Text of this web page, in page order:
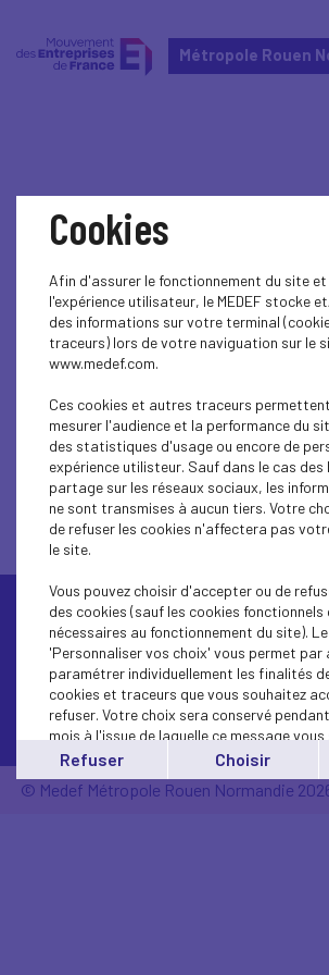
Métropole Rouen
Actualités
ENTREPRENEURSHIP - SME
Tous entrepreneurs !
Contactez-nous
© Medef Métropole Rouen Normandie
Cookies
Afin d'assurer le fonctionnement du site
l'expérience utilisateur, le MEDEF stocke
des informations sur votre terminal
traceurs) lors de votre naviguation sur le
www.medef.com.
Ces cookies et autres traceurs permettent
mesurer l'audience et la performance du
des statistiques d'usage ou encore de
expérience utilisteur. Sauf dans le cas
partage sur les réseaux sociaux, les
ne sont transmises à aucun tiers. Votre
de refuser les cookies n'affectera pas
le site.
Vous pouvez choisir d'accepter ou de
des cookies (sauf les cookies fonctionnels
nécessaires au fonctionnement du site).
'Personnaliser vos choix' vous permet par
paramétrer individuellement les finalités
cookies et traceurs que vous souhaitez
refuser. Votre choix sera conservé
mois à l'issue de laquelle ce message
affiché..
Vous pouvez modifier votre choix à tout
cliquant sur le lien'cookies'en bas de
Refuser Choisir